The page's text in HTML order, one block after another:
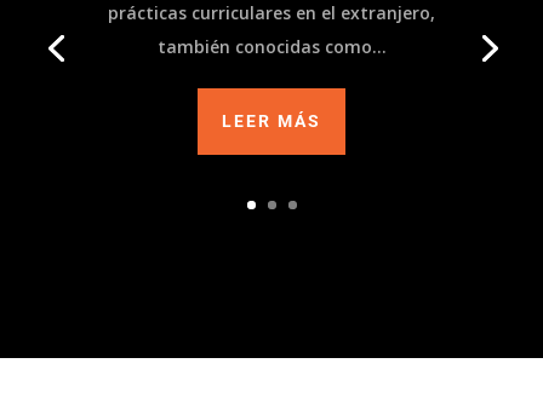
prácticas curriculares en el extranjero,
también conocidas como...
LEER MÁS